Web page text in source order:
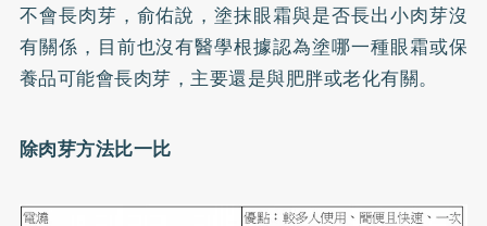
不會長肉芽，俞佑說，塗抹眼霜與是否長出小肉芽沒
有關係，目前也沒有醫學根據認為塗哪一種眼霜或保
養品可能會長肉芽，主要還是與肥胖或老化有關。
除肉芽方法比一比